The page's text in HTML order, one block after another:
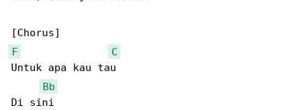
F
C
Untuk apa kau tau
Bb
Di sini